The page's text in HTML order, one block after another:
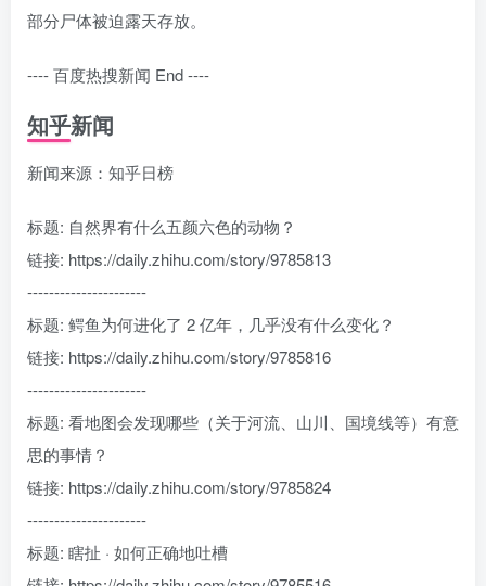
部分尸体被迫露天存放。
---- 百度热搜新闻 End ----
知乎新闻
新闻来源：知乎日榜
标题: 自然界有什么五颜六色的动物？
链接: https://daily.zhihu.com/story/9785813
----------------------
标题: 鳄鱼为何进化了 2 亿年，几乎没有什么变化？
链接: https://daily.zhihu.com/story/9785816
----------------------
标题: 看地图会发现哪些（关于河流、山川、国境线等）有意
思的事情？
链接: https://daily.zhihu.com/story/9785824
----------------------
标题: 瞎扯 · 如何正确地吐槽